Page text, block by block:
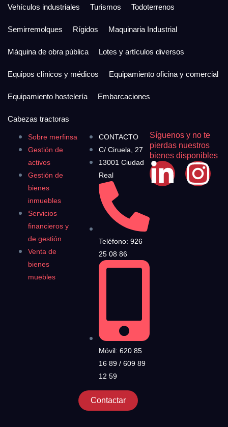
Sobre merfinsa
Gestión de
activos
Gestión de
bienes
inmuebles
Servicios
financieros y
de gestión
Venta de
bienes
muebles
CONTACTO
C/ Ciruela, 27
13001 Ciudad
Real
Teléfono: 926
25 08 86
Móvil: 620 85
16 89 / 609 89
12 59
Contactar
Síguenos y no te
pierdas nuestros
bienes disponibles
Vehículos industriales
Turismos Todoterrenos
Semirremolques Rígidos Maquinaria Industrial
Máquina de obra pública Lotes y artículos diversos
Equipos clínicos y médicos Equipamiento oficina y comercial
Equipamiento hostelería Embarcaciones
Cabezas tractoras